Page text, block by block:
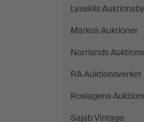
Lysekils
Markus Auktioner
Norrlands
RA
Roslagens
Sajab Vintage